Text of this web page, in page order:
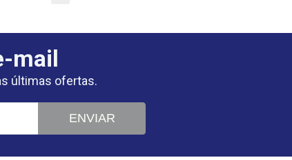
mail
últimas ofertas.
ENVIAR